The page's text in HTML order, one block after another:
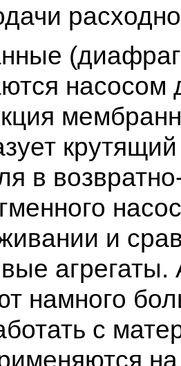
насосом
в
и
агрегаты.
намного
с